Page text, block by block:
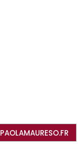
PAOLAMAURESO.FR